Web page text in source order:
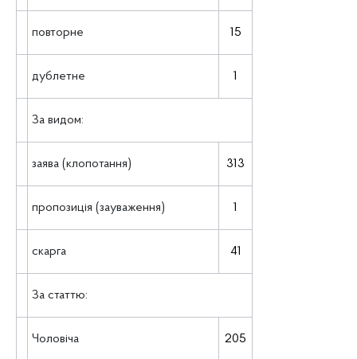
повторне 15
дублетне 1
За видом:
заява (клопотання) 313
пропозиція (зауваження) 1
скарга 41
За статтю:
Чоловіча 205